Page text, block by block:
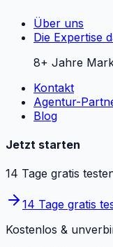
Über uns
Die Expertise
8+ Jahre
Kontakt
Agentur-
Blog
Jetzt starten
14 Tage gratis
14 Tage gratis
Kostenlos &